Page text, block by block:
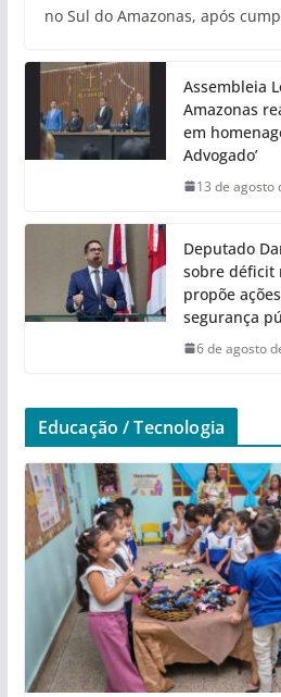
no Sul do Amazonas, após
Assembleia
Amazonas
em
Advogado’
13 de agosto
Deputado
sobre déficit
propõe
segurança
6 de agosto
Educação / Tecnologia